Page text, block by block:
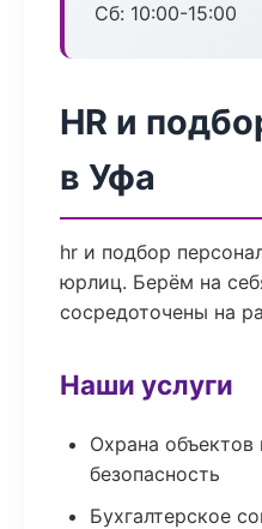
Сб: 10:00-15:00
HR и
в Уфа
hr и подбор
юрлиц. Берём на
сосредоточены на
Наши услуги
Охрана объектов
безопасность
Бухгалтерское